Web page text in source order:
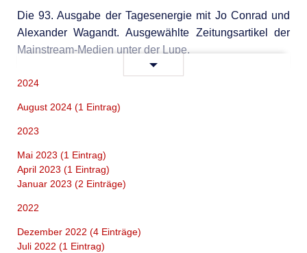
Die 93. Ausgabe der Tagesenergie mit Jo Conrad und
Alexander Wagandt. Ausgewählte Zeitungsartikel der
Mainstream-Medien unter der Lupe.
Tagesenergie
2024
August 2024 (1 Eintrag)
2023
Mai 2023 (1 Eintrag)
April 2023 (1 Eintrag)
Januar 2023 (2 Einträge)
2022
Dezember 2022 (4 Einträge)
Juli 2022 (1 Eintrag)